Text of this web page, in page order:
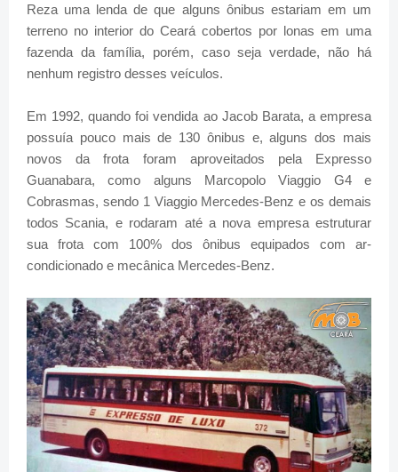
Reza uma lenda de que alguns ônibus estariam em um
terreno no interior do Ceará cobertos por lonas em uma
fazenda da família, porém, caso seja verdade, não há
nenhum registro desses veículos.
Em 1992, quando foi vendida ao Jacob Barata, a empresa
possuía pouco mais de 130 ônibus e, alguns dos mais
novos da frota foram aproveitados pela Expresso
Guanabara, como alguns Marcopolo Viaggio G4 e
Cobrasmas, sendo 1 Viaggio Mercedes-Benz e os demais
todos Scania, e rodaram até a nova empresa estruturar
sua frota com 100% dos ônibus equipados com ar-
condicionado e mecânica Mercedes-Benz.